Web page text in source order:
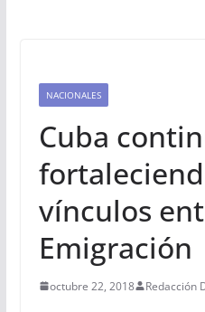
NACIONALES
Cuba
vínculos
Emigración
octubre 22, 2018 Redacción